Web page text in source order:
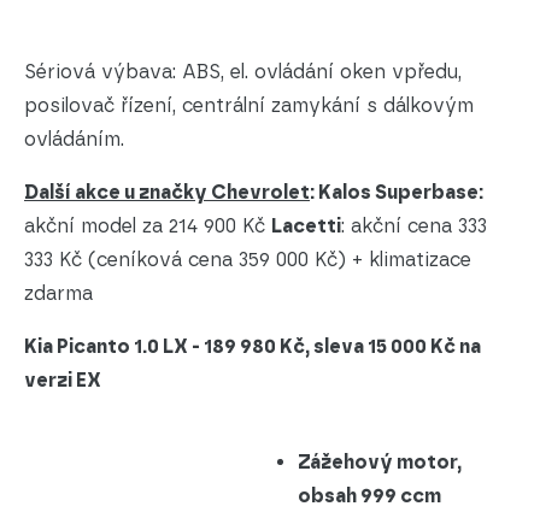
Sériová výbava: ABS, el. ovládání oken vpředu,
posilovač řízení, centrální zamykání s dálkovým
ovládáním.
Další akce u značky Chevrolet: Kalos Superbase:
akční model za 214 900 Kč Lacetti: akční cena 333
333 Kč (ceníková cena 359 000 Kč) + klimatizace
zdarma
Kia Picanto 1.0 LX - 189 980 Kč, sleva 15 000 Kč na
verzi EX
Zážehový motor,
obsah 999 ccm